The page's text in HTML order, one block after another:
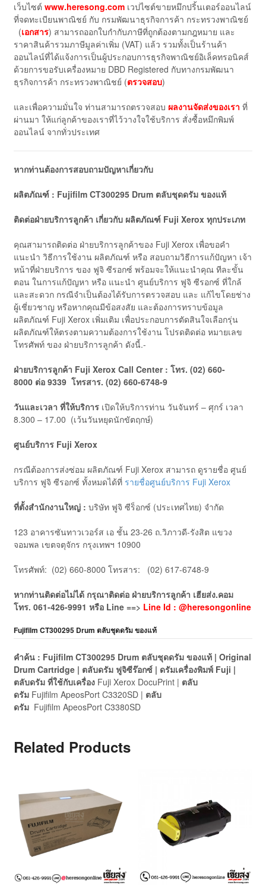
เว็บไซต์ www.heresong.comเวปไซต์ขายหมึกปริ้นเตอร์ออนไลน์
ที่จดทะเบียนพาณิชย์ กับ กรมพัฒนาธุรกิจการค้า กระทรวงพาณิชย์
(เอกสาร) สามารถออกใบกำกับภาษีที่ถูกต้องตามกฎหมาย และ
ราคาสินค้ารวมภาษีมูลค่าเพิ่ม (VAT) แล้ว รวมทั้งเป็นร้านค้า
ออนไลน์ที่ได้แจ้งการเป็นผู้ประกอบการธุรกิจพาณิชย์อิเล็คทรอนิคส์
ด้วยการขอรับเครื่องหมาย DBD Registered กับทางกรมพัฒนา
ธุรกิจการค้า กระทรวงพาณิชย์ (ตรวจสอบ)
และเพื่อความมั่นใจ ท่านสามารถตรวจสอบ ผลงานจัดส่งของเรา ที่
ผ่านมา ให้แก่ลูกค้าของเราที่ไว้วางใจใช้บริการ สั่งซื้อหมึกพิมพ์
ออนไลน์ จากทั่วประเทศ
หากท่านต้องการสอบถามปัญหาเกี่ยวกับ
ผลิตภัณฑ์ : Fujifilm CT300295 Drum ตลับชุดดรัม ของแท้
ติดต่อฝ่ายบริการลูกค้า เกี่ยวกับ ผลิตภัณฑ์ Fuji Xerox ทุกประเภท
คุณสามารถติดต่อ ฝ่ายบริการลูกค้าของ Fuji Xerox เพื่อขอคำ
แนะนำ วิธีการใช้งาน ผลิตภัณฑ์ หรือ สอบถามวิธีการแก้ปัญหา เจ้า
หน้าที่ฝ่ายบริการ ของ ฟูจิ ซีรอกซ์ พร้อมจะให้แนะนำคุณ ทีละขั้น
ตอน ในการแก้ปัญหา หรือ แนะนำ ศูนย์บริการ ฟูจิ ซีรอกซ์ ที่ใกล้
และสะดวก กรณีจำเป็นต้องได้รับการตรวจสอบ และ แก้ไขโดยช่าง
ผู้เชี่ยวชาญ หรือหากคุณมีข้อสงสัย และต้องการทราบข้อมูล
ผลิตภัณฑ์ Fuji Xerox เพิ่มเติม เพื่อประกอบการตัดสินใจเลือกรุ่น
ผลิตภัณฑ์ให้ตรงตามความต้องการใช้งาน โปรดติดต่อ หมายเลข
โทรศัพท์ ของ ฝ่ายบริการลูกค้า ดังนี้.-
ฝ่ายบริการลูกค้า Fuji Xerox Call Center: โทร. (02) 660-
8000 ต่อ 9339 โทรสาร. (02) 660-6748-9
วันและเวลา ที่ให้บริการเปิดให้บริการท่าน วันจันทร์ – ศุกร์ เวลา
8.300 – 17.00 (เว้นวันหยุดนักขัตฤกษ์)
ศูนย์บริการ Fuji Xerox
กรณีต้องการส่งซ่อม ผลิตภัณฑ์ Fuji Xerox สามารถ ดูรายชื่อ ศูนย์
บริการ ฟูจิ ซีรอกซ์ ทั้งหมดได้ที่ รายชื่อศูนย์บริการ Fuji Xerox
ที่ตั้งสำนักงานใหญ่ : บริษัท ฟูจิ ซีร็อกซ์ (ประเทศไทย) จำกัด
123 อาคารซันทาวเวอร์ส เอ ชั้น 23-26 ถ.วิภาวดี-รังสิต แขวง
จอมพล เขตจตุจักร กรุงเทพฯ 10900
โทรศัพท์: (02) 660-8000 โทรสาร: (02) 617-6748-9
หากท่านติดต่อไม่ได้ กรุณาติดต่อ ฝ่ายบริการลูกค้า เฮียส่ง.คอม
โทร. 061-426-9991 หรือ Line ==> Line Id : @heresongonline
Fujifilm CT300295 Drum ตลับชุดดรัม ของแท้
คำค้น : Fujifilm CT300295 Drum ตลับชุดดรัม ของแท้ | Original
Drum Cartridge | ตลับดรัม ฟูจิซีร๊อกซ์ | ดรัมเครื่องพิมพ์ Fuji |
ตลับดรัม ที่ใช้กับเครื่อง Fuji Xerox DocuPrint | ตลับ
ดรัม Fujifilm ApeosPort C3320SD | ตลับ
ดรัม Fujifilm ApeosPort C3380SD
Related Products